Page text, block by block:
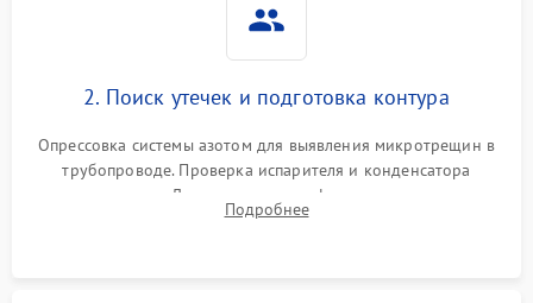
2. Поиск утечек и подготовка контура
Опрессовка системы азотом для выявления микротрещин в
трубопроводе. Проверка испарителя и конденсатора
течеискателем. Демонтаж старого фильтра-осушителя и
продувка капиллярной трубки для устранения засоров.
Подробнее